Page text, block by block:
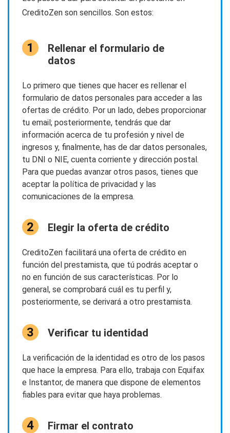
CreditoZen son sencillos. Son estos:
Rellenar el formulario de
datos
Lo primero que tienes que hacer es rellenar el
formulario de datos personales para acceder a las
ofertas de crédito. Por un lado, debes proporcionar
tu email; posteriormente, tendrás que dar
información acerca de tu profesión y nivel de
ingresos y, finalmente, has de dar datos personales,
tu DNI o NIE, cuenta corriente y dirección postal.
Para que puedas avanzar otros pasos, tienes que
aceptar la política de privacidad y las
comunicaciones de la empresa.
Elegir la oferta de crédito
CreditoZen facilitará una oferta de crédito en
función del prestamista, que tú podrás aceptar o
no en función de sus características. Por lo
general, se comprobará cuál es tu perfil y,
posteriormente, se derivará a otro prestamista.
Verificar tu identidad
La verificación de la identidad es otro de los pasos
que hace la empresa. Para ello, trabaja con Equifax
e Instantor, de manera que dispone de elementos
fiables para evitar que haya problemas.
Firmar el contrato